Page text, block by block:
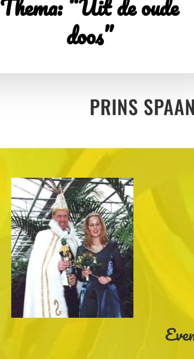
doos”
PRINS